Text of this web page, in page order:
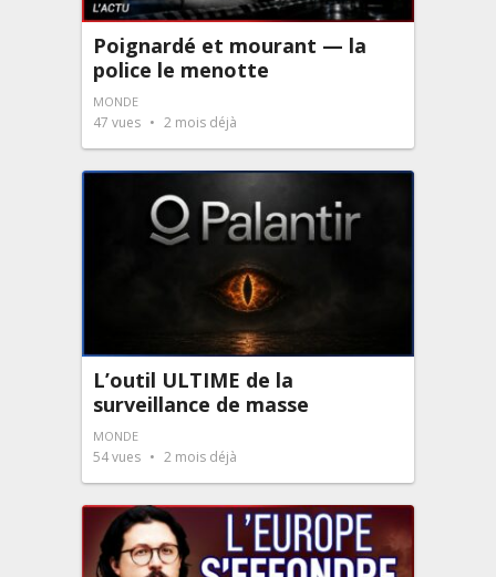
Poignardé et mourant — la
police le menotte
MONDE
47 vues 2 mois déjà
L’outil ULTIME de la
surveillance de masse
MONDE
54vues 2 mois déjà